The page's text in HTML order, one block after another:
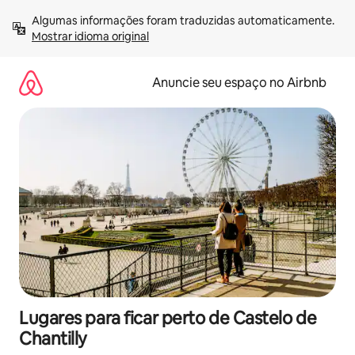
para
Mostrar idioma original
Anuncie seu espaço no Airbnb
Lugares para ficar perto de Castelo de
Chantilly